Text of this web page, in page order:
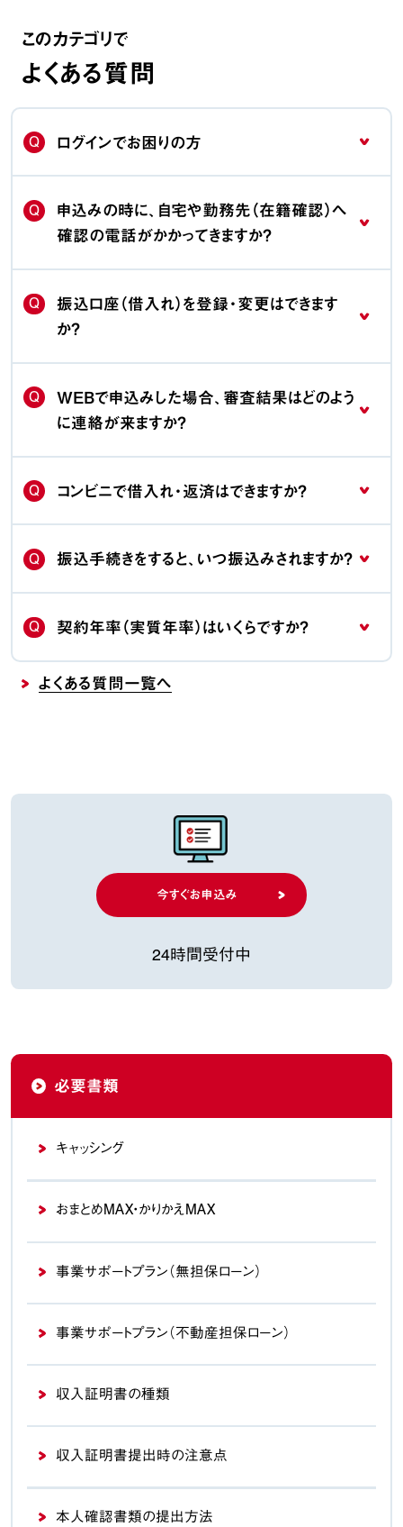
このカテゴリで
よくある質問
Q ログインでお困りの方
Q
申込みの時に、自宅や勤務先（在籍確認）へ
確認の電話がかかってきますか？
Q
振込口座（借入れ）を登録・変更はできます
か？
Q
WEBで申込みした場合、審査結果はどのよう
に連絡が来ますか？
Q コンビニで借入れ・返済はできますか？
Q 振込手続きをすると、いつ振込みされますか？
Q 契約年率（実質年率）はいくらですか？
よくある質問一覧へ
今すぐお申込み
24時間受付中
必要書類
キャッシング
おまとめMAX・かりかえMAX
事業サポートプラン （無担保ローン）
事業サポートプラン （不動産担保ローン）
収入証明書の種類
収入証明書提出時の注意点
本人確認書類の提出方法